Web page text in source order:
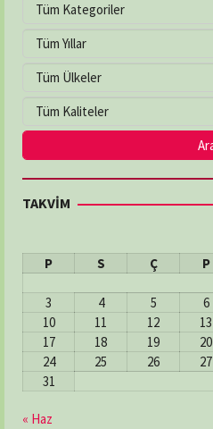
TAKVİM
P
S Ç P
3
4 5 6
10
11 12 13
17
18 19 20
24
25 26 27
31
« Haz